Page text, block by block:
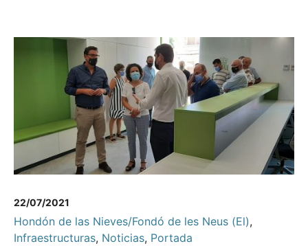
22/07/2021
Hondón de las Nieves/Fondó de les Neus (El),
Infraestructuras, Noticias, Portada